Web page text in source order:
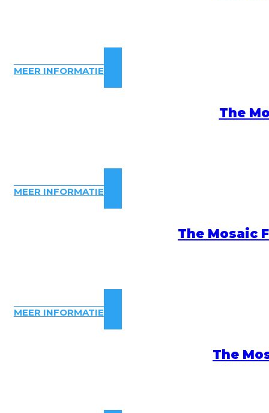
MEER INFORMATIE
The
MEER INFORMATIE
The Mosaic
MEER INFORMATIE
The